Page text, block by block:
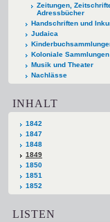
Zeitungen,
Adressbücher
Handschriften und
Judaica
Koloniale Sammlungen
Musik und Theater
Nachlässe
INHALT
1842
1847
1848
1849
1850
1851
1852
LISTEN